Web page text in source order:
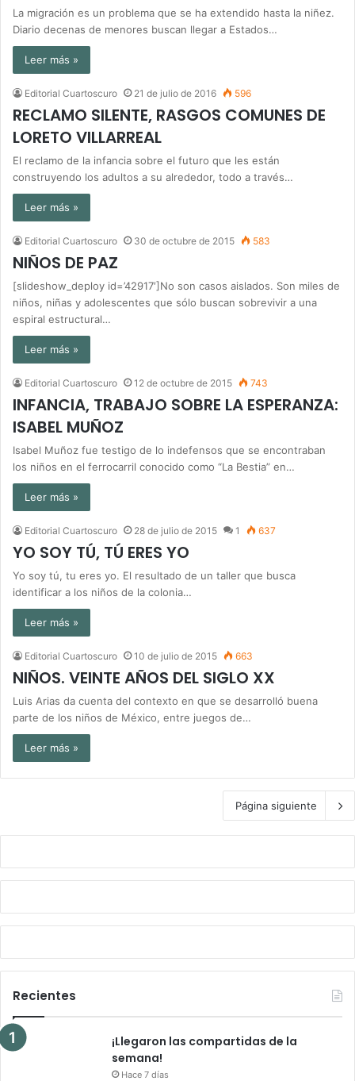
La migración es un problema que se ha extendido hasta la niñez.
Diario decenas de menores buscan llegar a Estados…
Leer más »
Editorial Cuartoscuro 21 de julio de 2016 596
RECLAMO SILENTE, RASGOS COMUNES DE
LORETO VILLARREAL
El reclamo de la infancia sobre el futuro que les están
construyendo los adultos a su alrededor, todo a través…
Leer más »
Editorial Cuartoscuro 30 de octubre de 2015 583
NIÑOS DE PAZ
[slideshow_deploy id=’42917′]No son casos aislados. Son miles de
niños, niñas y adolescentes que sólo buscan sobrevivir a una
espiral estructural…
Leer más »
Editorial Cuartoscuro 12 de octubre de 2015 743
INFANCIA, TRABAJO SOBRE LA ESPERANZA:
ISABEL MUÑOZ
Isabel Muñoz fue testigo de lo indefensos que se encontraban
los niños en el ferrocarril conocido como “La Bestia” en…
Leer más »
Editorial Cuartoscuro 28 de julio de 2015 1 637
YO SOY TÚ, TÚ ERES YO
Yo soy tú, tu eres yo. El resultado de un taller que busca
identificar a los niños de la colonia…
Leer más »
Editorial Cuartoscuro 10 de julio de 2015 663
NIÑOS. VEINTE AÑOS DEL SIGLO XX
Luis Arias da cuenta del contexto en que se desarrolló buena
parte de los niños de México, entre juegos de…
Leer más »
Página siguiente
Recientes
¡Llegaron las compartidas de la
semana!
Hace 7 días